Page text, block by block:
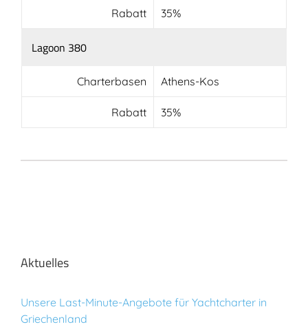
Rabatt 35%
Lagoon 380
Charterbasen Athens-Kos
Rabatt 35%
Aktuelles
Unsere Last-Minute-Angebote für Yachtcharter in
Griechenland